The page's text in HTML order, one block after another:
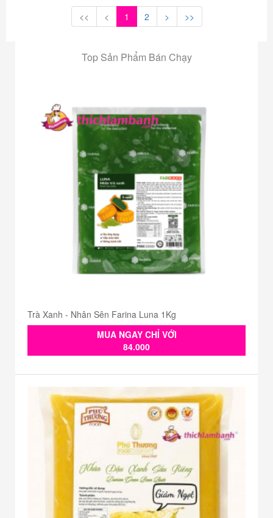
<< < 1 2 > >>
Top Sản Phẩm Bán Chạy
Trà Xanh - Nhân Sên Farina Luna 1Kg
MUA NGAY CHỈ VỚI
84.000